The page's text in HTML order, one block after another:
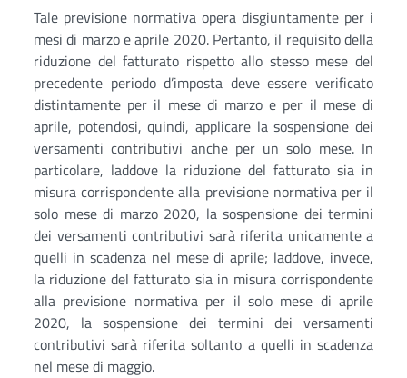
Tale previsione normativa opera disgiuntamente per i
mesi di marzo e aprile 2020. Pertanto, il requisito della
riduzione del fatturato rispetto allo stesso mese del
precedente periodo d’imposta deve essere verificato
distintamente per il mese di marzo e per il mese di
aprile, potendosi, quindi, applicare la sospensione dei
versamenti contributivi anche per un solo mese. In
particolare, laddove la riduzione del fatturato sia in
misura corrispondente alla previsione normativa per il
solo mese di marzo 2020, la sospensione dei termini
dei versamenti contributivi sarà riferita unicamente a
quelli in scadenza nel mese di aprile; laddove, invece,
la riduzione del fatturato sia in misura corrispondente
alla previsione normativa per il solo mese di aprile
2020, la sospensione dei termini dei versamenti
contributivi sarà riferita soltanto a quelli in scadenza
nel mese di maggio.